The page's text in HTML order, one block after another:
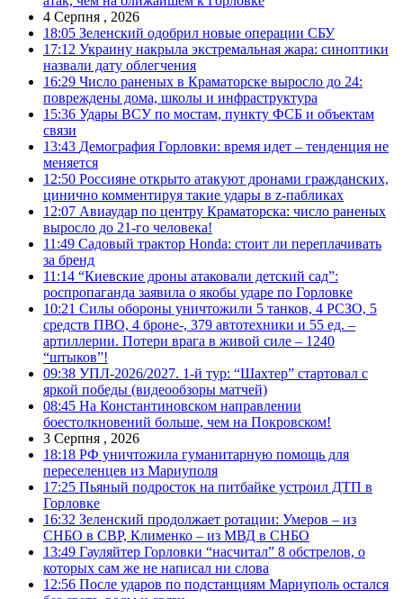
4 Серпня , 2026
18:05 Зеленский одобрил новые операции СБУ
17:12 Украину накрыла экстремальная жара: синоптики
назвали дату облегчения
16:29 Число раненых в Краматорске выросло до 24:
повреждены дома, школы и инфраструктура
15:36 Удары ВСУ по мостам, пункту ФСБ и объектам
связи
13:43 Демография Горловки: время идет – тенденция не
меняется
12:50 Россияне открыто атакуют дронами гражданских,
цинично комментируя такие удары в z-пабликах
12:07 Авиаудар по центру Краматорска: число раненых
выросло до 21-го человека!
11:49 Садовый трактор Honda: стоит ли переплачивать
за бренд
11:14 “Киевские дроны атаковали детский сад”:
роспропаганда заявила о якобы ударе по Горловке
10:21 Силы обороны уничтожили 5 танков, 4 РСЗО, 5
средств ПВО, 4 броне-, 379 автотехники и 55 ед. –
артиллерии. Потери врага в живой силе – 1240
“штыков”!
09:38 УПЛ-2026/2027. 1-й тур: “Шахтер” стартовал с
яркой победы (видеообзоры матчей)
08:45 На Константиновском направлении
боестолкновений больше, чем на Покровском!
3 Серпня , 2026
18:18 РФ уничтожила гуманитарную помощь для
переселенцев из Мариуполя
17:25 Пьяный подросток на питбайке устроил ДТП в
Горловке
16:32 Зеленский продолжает ротации: Умеров – из
СНБО в СВР, Клименко – из МВД в СНБО
13:49 Гауляйтер Горловки “насчитал” 8 обстрелов, о
которых сам же не написал ни слова
12:56 После ударов по подстанциям Мариуполь остался